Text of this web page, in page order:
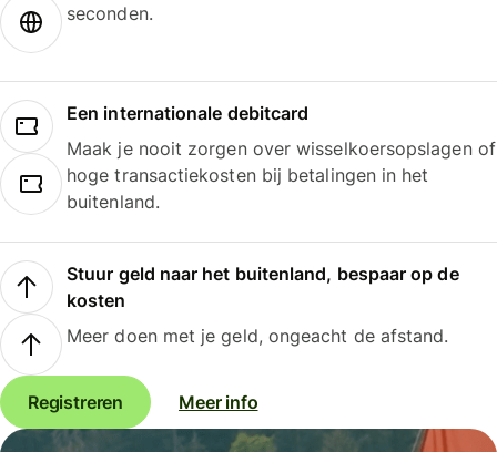
seconden.
Een internationale debitcard
Maak je nooit zorgen over wisselkoersopslagen of
hoge transactiekosten bij betalingen in het
buitenland.
Stuur geld naar het buitenland, bespaar op de
kosten
Meer doen met je geld, ongeacht de afstand.
Registreren Meer info